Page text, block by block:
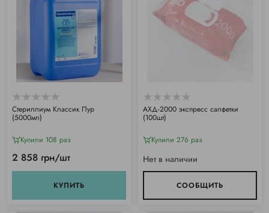
Стериллиум Классик Пур
(5000мл)
Купили 108 раз
2 858 грн/шт
КУПИТЬ
АХД-2000 экспресс салфетки
(100шт)
Купили 276 раз
Нет в наличии
СООБЩИТЬ